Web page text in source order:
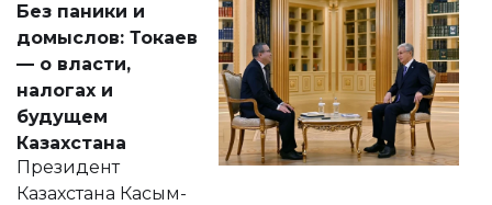
Без паники и
домыслов: Токаев
— о власти,
налогах и
будущем
Казахстана
Президент
Казахстана Касым-